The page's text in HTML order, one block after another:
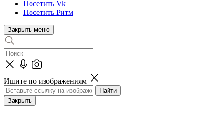
Посетить Vk
Посетить Ритм
Закрыть меню
Ищите по изображениям
Закрыть